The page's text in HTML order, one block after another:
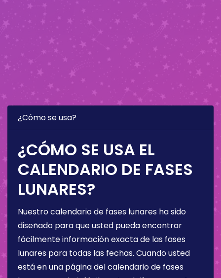
¿Cómo se usa?
¿CÓMO SE USA EL
CALENDARIO DE FASES
LUNARES?
Nuestro calendario de fases lunares ha sido
diseñado para que usted pueda encontrar
fácilmente información exacta de las fases
lunares para todas las fechas. Cuando usted
está en una página del calendario de fases